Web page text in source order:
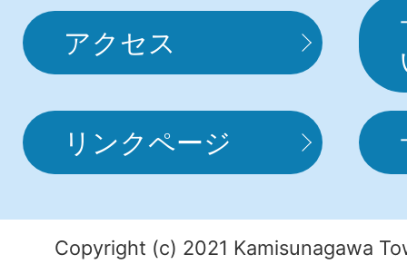
アクセス
リンクページ
Copyright (c) 2021 Kamisunagawa